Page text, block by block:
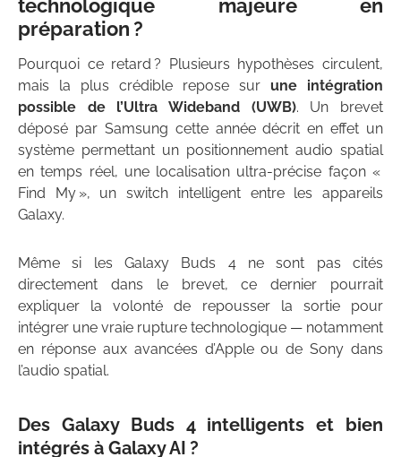
technologique majeure en
préparation ?
Pourquoi ce retard ? Plusieurs hypothèses circulent,
mais la plus crédible repose sur une intégration
possible de l’Ultra Wideband (UWB). Un brevet
déposé par Samsung cette année décrit en effet un
système permettant un positionnement audio spatial
en temps réel, une localisation ultra-précise façon «
Find My », un switch intelligent entre les appareils
Galaxy.
Même si les Galaxy Buds 4 ne sont pas cités
directement dans le brevet, ce dernier pourrait
expliquer la volonté de repousser la sortie pour
intégrer une vraie rupture technologique — notamment
en réponse aux avancées d’Apple ou de Sony dans
l’audio spatial.
Des Galaxy Buds 4 intelligents et bien
intégrés à Galaxy AI ?